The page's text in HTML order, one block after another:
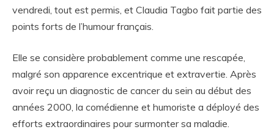
vendredi, tout est permis, et Claudia Tagbo fait partie des
points forts de l’humour français.
Elle se considère probablement comme une rescapée,
malgré son apparence excentrique et extravertie. Après
avoir reçu un diagnostic de cancer du sein au début des
années 2000, la comédienne et humoriste a déployé des
efforts extraordinaires pour surmonter sa maladie.